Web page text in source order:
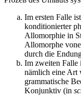
Im ersten Falle
konditionierter
Allomorphie in
Allomorphe
durch die
Im zweiten Falle
nämlich eine Art
grammatische
Konjunktiv (in